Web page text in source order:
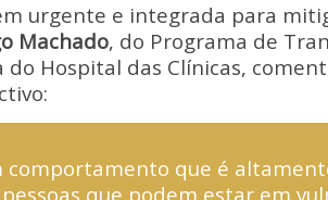
urgente e integrada para
Machado, do Programa de
Hospital das Clínicas,
que é
que podem estar em